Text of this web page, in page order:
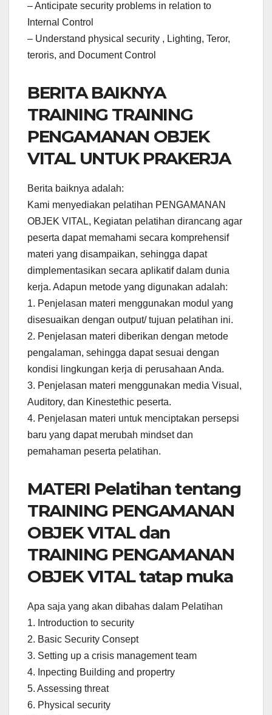
– Anticipate security problems in relation to
Internal Control
– Understand physical security , Lighting, Teror,
teroris, and Document Control
BERITA BAIKNYA
TRAINING TRAINING
PENGAMANAN OBJEK
VITAL UNTUK PRAKERJA
Berita baiknya adalah:
Kami menyediakan pelatihan PENGAMANAN
OBJEK VITAL, Kegiatan pelatihan dirancang agar
peserta dapat memahami secara komprehensif
materi yang disampaikan, sehingga dapat
dimplementasikan secara aplikatif dalam dunia
kerja. Adapun metode yang digunakan adalah:
1. Penjelasan materi menggunakan modul yang
disesuaikan dengan output/ tujuan pelatihan ini.
2. Penjelasan materi diberikan dengan metode
pengalaman, sehingga dapat sesuai dengan
kondisi lingkungan kerja di perusahaan Anda.
3. Penjelasan materi menggunakan media Visual,
Auditory, dan Kinestethic peserta.
4. Penjelasan materi untuk menciptakan persepsi
baru yang dapat merubah mindset dan
pemahaman peserta pelatihan.
MATERI Pelatihan tentang
TRAINING PENGAMANAN
OBJEK VITAL dan
TRAINING PENGAMANAN
OBJEK VITAL tatap muka
Apa saja yang akan dibahas dalam Pelatihan
1. Introduction to security
2. Basic Security Consept
3. Setting up a crisis management team
4. Inpecting Building and propertry
5. Assessing threat
6. Physical security